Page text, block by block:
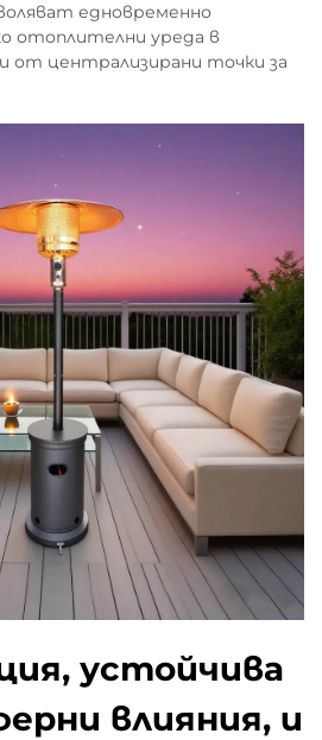
едновременно
отоплителни уреда в
от централизирани точки за
устойчива
влияния, и